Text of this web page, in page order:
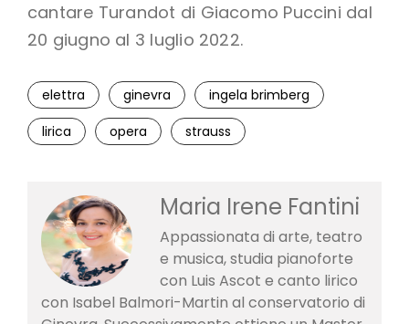
cantare Turandot di Giacomo Puccini dal
20 giugno al 3 luglio 2022.
elettra ginevra
ingela brimberg
lirica
opera strauss
Maria Irene Fantini
Appassionata di arte, teatro
e musica, studia pianoforte
con Luis Ascot e canto lirico
con Isabel Balmori-Martin al conservatorio di